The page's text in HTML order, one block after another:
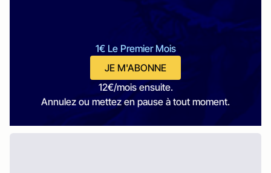
1€ Le Premier Mois
JE M'ABONNE
12€/mois ensuite.
Annulez ou mettez en pause à tout moment.